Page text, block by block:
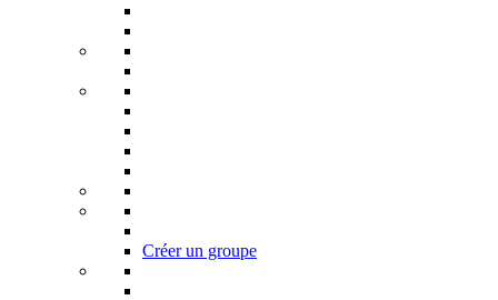
Créer un groupe